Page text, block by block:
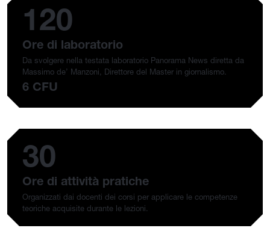
120
Ore di laboratorio
Da svolgere nella testata laboratorio Panorama News diretta da
Massimo de’ Manzoni, Direttore del Master in giornalismo.
6 CFU
30
Ore di attività pratiche
Organizzati dai docenti dei corsi per applicare le competenze
teoriche acquisite durante le lezioni.